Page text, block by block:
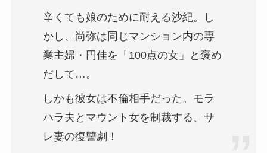
辛くても娘のために耐える沙紀。し
かし、尚弥は同じマンション内の専
業主婦・円佳を「100点の女」と褒め
だして…。
しかも彼女は不倫相手だった。モラ
ハラ夫とマウント女を制裁する、サ
レ妻の復讐劇！